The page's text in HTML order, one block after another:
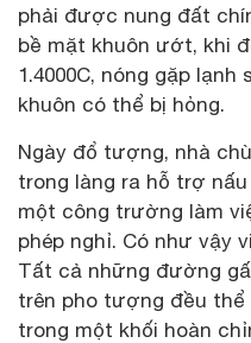
phải được nung đất
bề mặt khuôn ướt, khi
1.4000C, nóng gặp
khuôn có thể bị hỏng.
Ngày đổ tượng, nhà
trong làng ra hỗ trợ
một công trường làm
phép nghỉ. Có như vậy
Tất cả những đường
trên pho tượng đều
trong một khối hoàn